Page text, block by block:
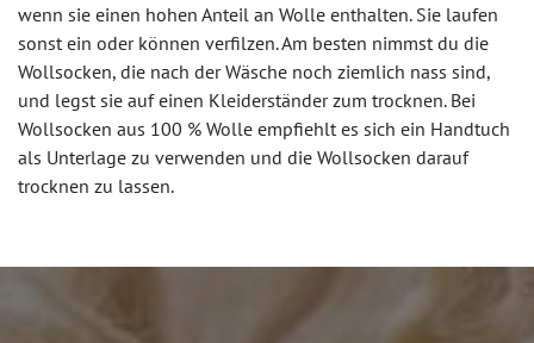
wenn sie einen hohen Anteil an Wolle enthalten. Sie laufen
sonst ein oder können verfilzen. Am besten nimmst du die
Wollsocken, die nach der Wäsche noch ziemlich nass sind,
und legst sie auf einen Kleiderständer zum trocknen. Bei
Wollsocken aus 100 % Wolle empfiehlt es sich ein Handtuch
als Unterlage zu verwenden und die Wollsocken darauf
trocknen zu lassen.